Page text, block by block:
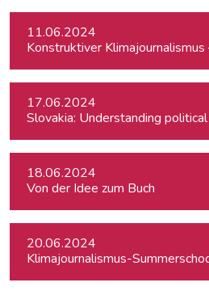
11.06.2024
Konstruktiver Klimajournalismus
17.06.2024
Slovakia: Understanding
18.06.2024
Von der Idee zum Buch
20.06.2024
Klimajournalismus-